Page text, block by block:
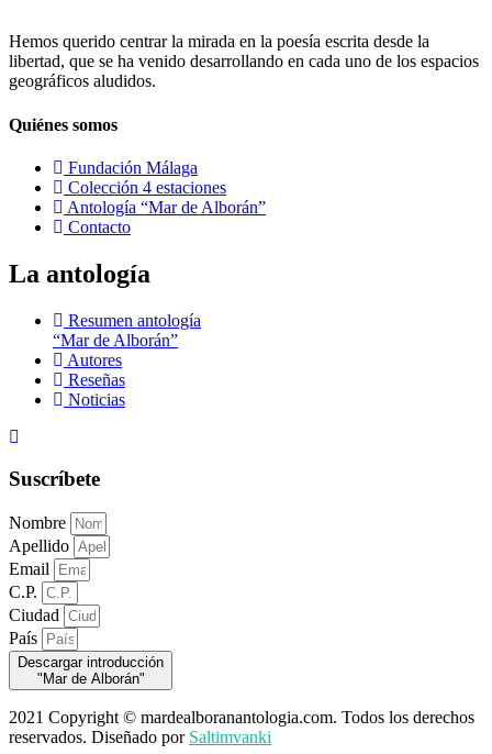
Hemos querido centrar la mirada en la poesía escrita desde la
libertad, que se ha venido desarrollando en cada uno de los espacios
geográficos aludidos.
Quiénes somos
Fundación Málaga
Colección 4 estaciones
Antología “Mar de Alborán”
Contacto
La antología
Resumen antología
“Mar de Alborán”
Autores
Reseñas
Noticias
Suscríbete
Nombre
Apellido
Email
C.P.
Ciudad
País
Descargar introducción
"Mar de Alborán"
2021 Copyright © mardealboranantologia.com. Todos los derechos
reservados. Diseñado por Saltimvanki